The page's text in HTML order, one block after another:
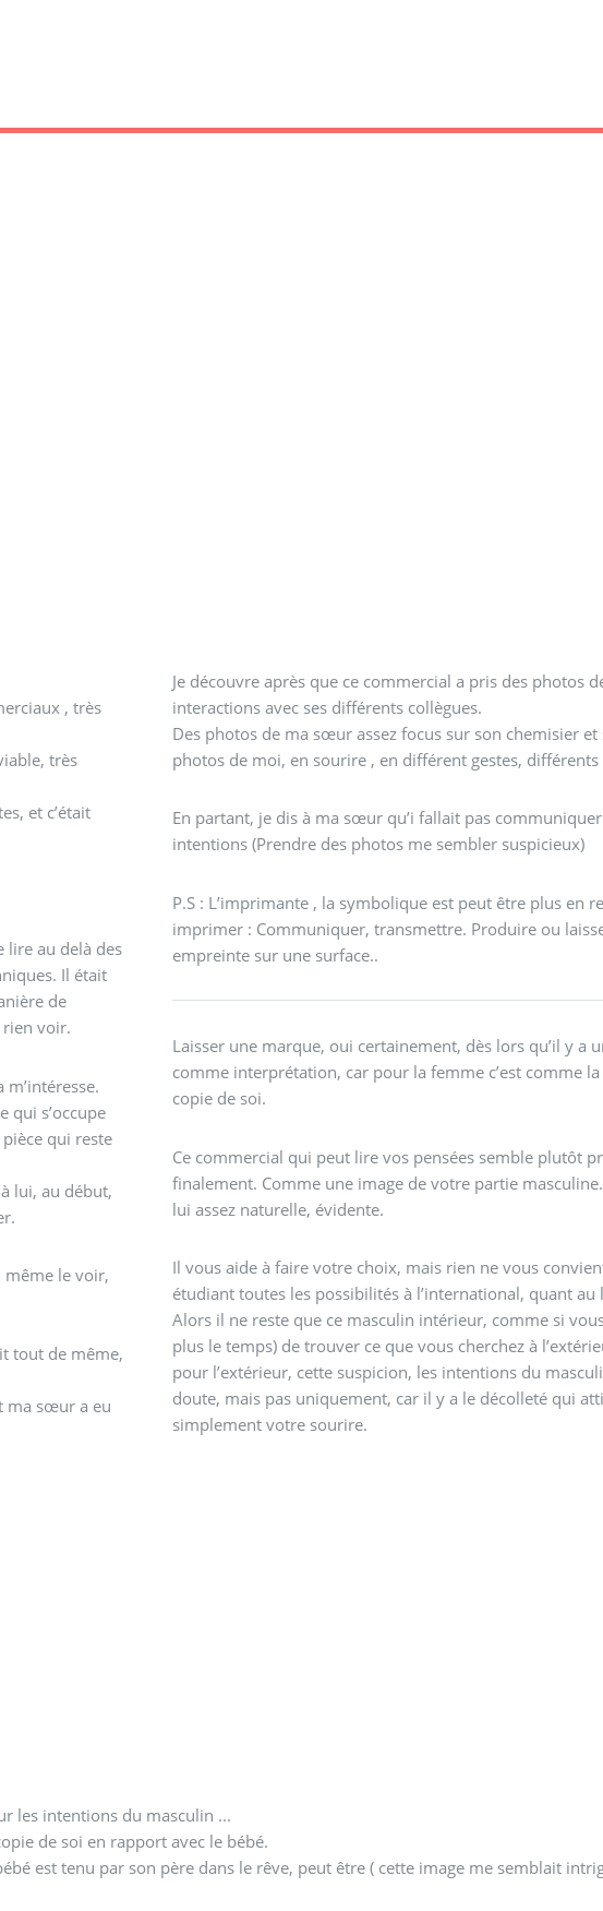
, très
très
et c’était
lire au delà des
Il était
de
rien voir.
qui s’occupe
qui reste
lui, au début,
même le voir,
tout de même,
ma sœur a eu
Je découvre après que ce commercial a pris des photos
interactions avec ses différents collègues.
Des photos de ma sœur assez focus sur son chemisier et
photos de moi, en sourire , en différent gestes, différents
En partant, je dis à ma sœur qu’i fallait pas
intentions (Prendre des photos me sembler suspicieux)
P.S : L’imprimante , la symbolique est peut être plus en
imprimer : Communiquer, transmettre. Produire ou
empreinte sur une surface..
Laisser une marque, oui certainement, dès lors qu’il y a
comme interprétation, car pour la femme c’est comme
copie de soi.
Ce commercial qui peut lire vos pensées semble plutôt
finalement. Comme une image de votre partie
lui assez naturelle, évidente.
Il vous aide à faire votre choix, mais rien ne vous
étudiant toutes les possibilités à l’international, quant au
Alors il ne reste que ce masculin intérieur, comme si
plus le temps) de trouver ce que vous cherchez à
pour l’extérieur, cette suspicion, les intentions du
doute, mais pas uniquement, car il y a le décolleté qui
simplement votre sourire.
les intentions du masculin ...
de soi en rapport avec le bébé.
est tenu par son père dans le rêve, peut être ( cette image me semblait